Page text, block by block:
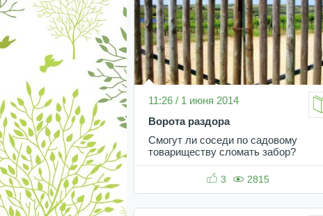
11:26 / 1 июня 2014
Ворота раздора
Смогут ли соседи по садовому
товариществу сломать забор?
3 2815